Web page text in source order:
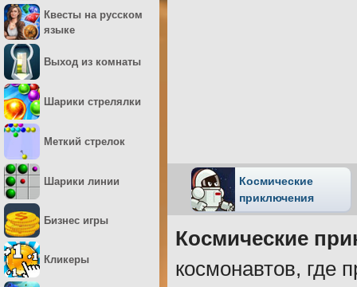
Космические
приключения
Космические
космонавтов, где
Квесты на русском
языке
Выход из комнаты
Шарики стрелялки
Меткий стрелок
Шарики линии
Бизнес игры
Кликеры